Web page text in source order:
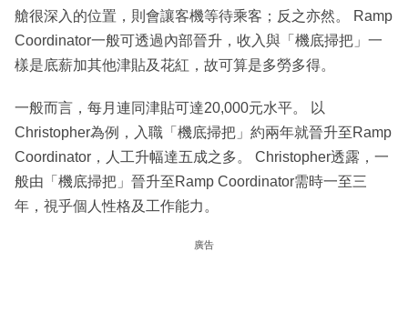
艙很深入的位置，則會讓客機等待乘客；反之亦然。 Ramp
Coordinator一般可透過內部晉升，收入與「機底掃把」一
樣是底薪加其他津貼及花紅，故可算是多勞多得。
一般而言，每月連同津貼可達20,000元水平。 以
Christopher為例，入職「機底掃把」約兩年就晉升至Ramp
Coordinator，人工升幅達五成之多。 Christopher透露，一
般由「機底掃把」晉升至Ramp Coordinator需時一至三
年，視乎個人性格及工作能力。
廣告